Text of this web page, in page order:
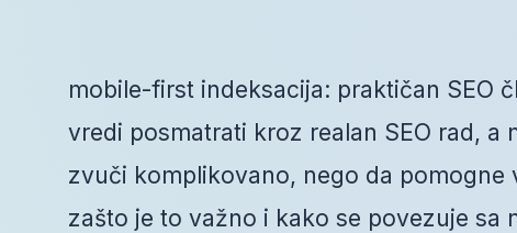
mobile-first indeksacija: praktičan SEO
vredi posmatrati kroz realan SEO rad,
zvuči komplikovano, nego da pomogne
zašto je to važno i kako se povezuje sa